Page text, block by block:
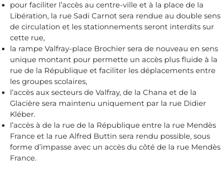
pour faciliter l’accès au centre-ville et à la place de la
Libération, la rue Sadi Carnot sera rendue au double sens
de circulation et les stationnements seront interdits sur
cette rue,
la rampe Valfray-place Brochier sera de nouveau en sens
unique montant pour permette un accès plus fluide à la
rue de la République et faciliter les déplacements entre
les groupes scolaires,
l’accès aux secteurs de Valfray, de la Chana et de la
Glacière sera maintenu uniquement par la rue Didier
Kléber.
l’accès à de la rue de la République entre la rue Mendès
France et la rue Alfred Buttin sera rendu possible, sous
forme d’impasse avec un accès du côté de la rue Mendès
France.